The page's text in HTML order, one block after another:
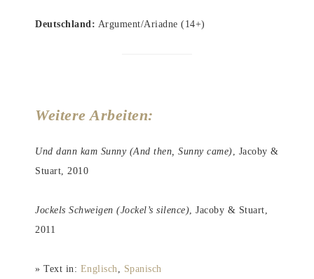
Deutschland: Argument/Ariadne (14+)
Weitere Arbeiten:
Und dann kam Sunny (And then, Sunny came), Jacoby &
Stuart, 2010
Jockels Schweigen (Jockel’s silence), Jacoby & Stuart,
2011
» Text in: Englisch Spanisch